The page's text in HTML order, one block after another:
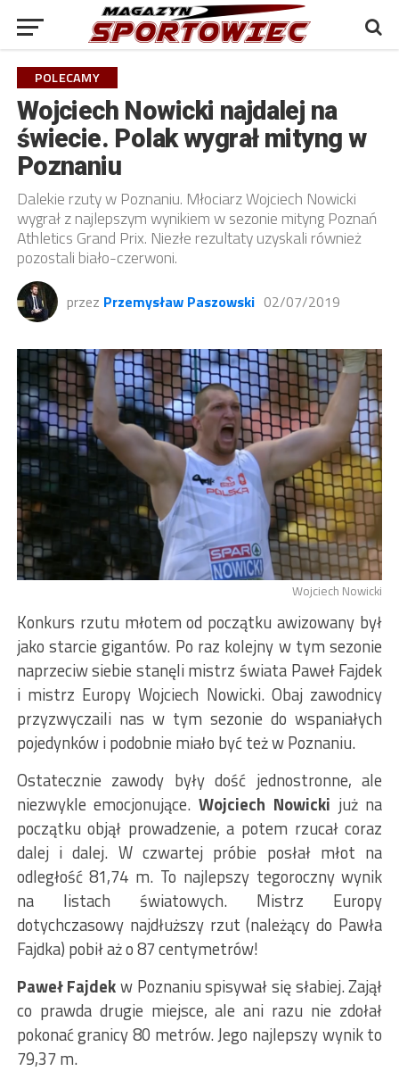
POLECAMY
Wojciech Nowicki najdalej na
świecie. Polak wygrał mityng w
Poznaniu
Dalekie rzuty w Poznaniu. Młociarz Wojciech Nowicki
wygrał z najlepszym wynikiem w sezonie mityng Poznań
Athletics Grand Prix. Niezłe rezultaty uzyskali również
pozostali biało-czerwoni.
przez Przemysław Paszowski 02/07/2019
Wojciech Nowicki
Konkurs rzutu młotem od początku awizowany był
jako starcie gigantów. Po raz kolejny w tym sezonie
naprzeciw siebie stanęli mistrz świata Paweł Fajdek
i mistrz Europy Wojciech Nowicki. Obaj zawodnicy
przyzwyczaili nas w tym sezonie do wspaniałych
pojedynków i podobnie miało być też w Poznaniu.
Ostatecznie zawody były dość jednostronne, ale
niezwykle emocjonujące.Wojciech Nowicki już na
początku objął prowadzenie, a potem rzucał coraz
dalej i dalej. W czwartej próbie posłał młot na
odległość 81,74 m. To najlepszy tegoroczny wynik
na listach światowych. Mistrz Europy
dotychczasowy najdłuższy rzut (należący do Pawła
Fajdka) pobił aż o 87 centymetrów!
Paweł Fajdekw Poznaniu spisywał się słabiej. Zajął
co prawda drugie miejsce, ale ani razu nie zdołał
pokonać granicy 80 metrów. Jego najlepszy wynik to
79,37 m.